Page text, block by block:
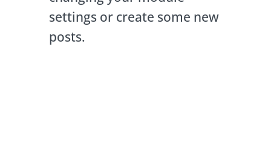
settings or create some new
posts.